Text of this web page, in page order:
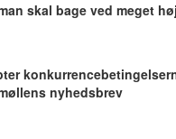
skal bage ved meget
nyhedsbrev